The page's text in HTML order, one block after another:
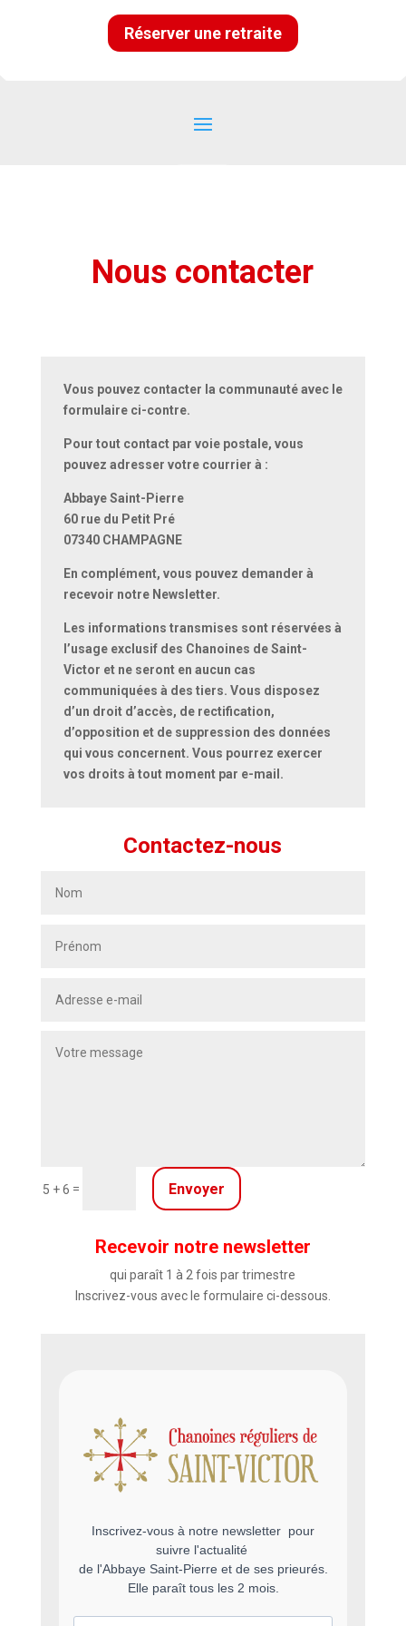
Réserver une retraite
Nous contacter
Vous pouvez contacter la communauté avec le
formulaire ci-contre.
Pour tout contact par voie postale, vous
pouvez adresser votre courrier à :
Abbaye Saint-Pierre
60 rue du Petit Pré
07340 CHAMPAGNE
En complément, vous pouvez demander à
recevoir notre Newsletter.
Les informations transmises sont réservées à
l’usage exclusif des Chanoines de Saint-
Victor et ne seront en aucun cas
communiquées à des tiers. Vous disposez
d’un droit d’accès, de rectification,
d’opposition et de suppression des données
qui vous concernent. Vous pourrez exercer
vos droits à tout moment par e-mail.
Contactez-nous
5 + 6 = Envoyer
Recevoir notre newsletter
qui paraît 1 à 2 fois par trimestre
Inscrivez-vous avec le formulaire ci-dessous.